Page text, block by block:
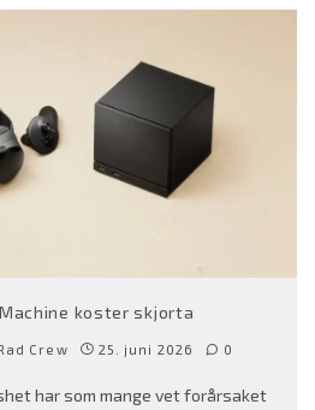
koster skjorta
Crew 25. juni 2026 0
har som mange vet forårsaket